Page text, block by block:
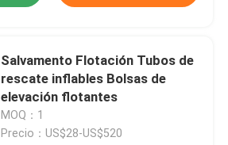
Salvamento Flotación Tubos de
rescate inflables Bolsas de
elevación flotantes
MOQ：1
Precio：US$28-US$520